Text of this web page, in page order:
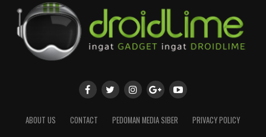
ABOUT US CONTACT PEDOMAN MEDIA SIBER PRIVACY POLICY